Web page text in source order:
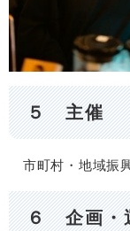
５ 主催
市町村・地域振
６ 企画・